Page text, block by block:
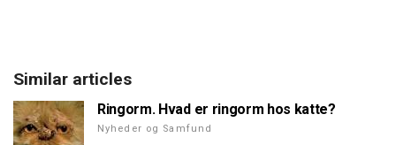
Similar articles
Ringorm. Hvad er ringorm hos katte?
Nyheder og Samfund